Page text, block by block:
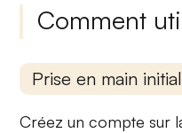
Comment
Prise en main
Créez un compte sur